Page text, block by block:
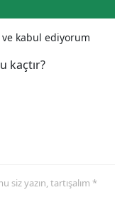
kabul ediyorum
kaçtır?
siz yazın, tartışalım *